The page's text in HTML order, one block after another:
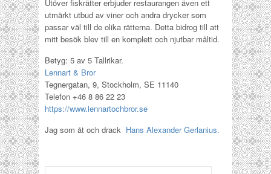
Utöver fiskrätter erbjuder restaurangen även ett
utmärkt utbud av viner och andra drycker som
passar väl till de olika rätterna. Detta bidrog till att
mitt besök blev till en komplett och njutbar måltid.
Betyg: 5 av 5 Tallrikar.
Lennart & Bror
Tegnergatan, 9, Stockholm, SE 11140
Telefon +46 8 86 22 23
https://www.lennartochbror.se
Jag som åt och drack Hans Alexander Gerlanius.